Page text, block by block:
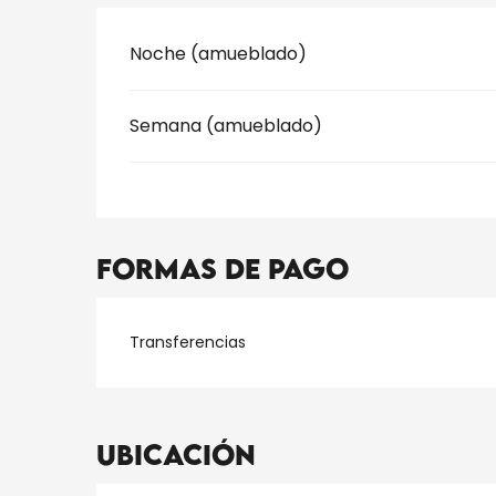
Tarifas 2026
Noche (amueblado)
Semana (amueblado)
Formas de pago
Transferencias
Ubicación